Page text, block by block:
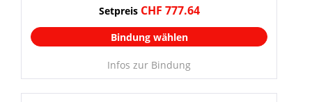
Setpreis CHF 777.64
Bindung wählen
Infos zur Bindung